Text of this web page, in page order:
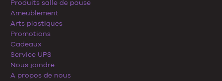
Produits salle de pause
Ameublement
Arts plastiques
Promotions
Cadeaux
Service UPS
Nous joindre
A propos de nous